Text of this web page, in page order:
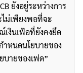
ยังอยู่ระหว่างการ
ไม่เพียงพอที่จะ
เงินเฟ้อที่ยังคงยึด
ำหนดนโยบายของ
บายของเฟด”